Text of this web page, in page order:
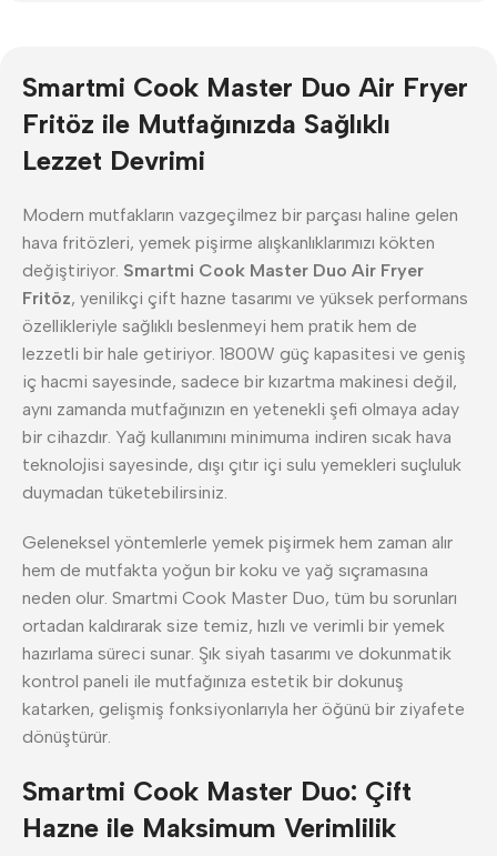
Smartmi Cook Master Duo Air Fryer
Fritöz ile Mutfağınızda Sağlıklı
Lezzet Devrimi
Modern mutfakların vazgeçilmez bir parçası haline gelen
hava fritözleri, yemek pişirme alışkanlıklarımızı kökten
değiştiriyor. Smartmi Cook Master Duo Air Fryer
Fritöz, yenilikçi çift hazne tasarımı ve yüksek performans
özellikleriyle sağlıklı beslenmeyi hem pratik hem de
lezzetli bir hale getiriyor. 1800W güç kapasitesi ve geniş
iç hacmi sayesinde, sadece bir kızartma makinesi değil,
aynı zamanda mutfağınızın en yetenekli şefi olmaya aday
bir cihazdır. Yağ kullanımını minimuma indiren sıcak hava
teknolojisi sayesinde, dışı çıtır içi sulu yemekleri suçluluk
duymadan tüketebilirsiniz.
Geleneksel yöntemlerle yemek pişirmek hem zaman alır
hem de mutfakta yoğun bir koku ve yağ sıçramasına
neden olur. Smartmi Cook Master Duo, tüm bu sorunları
ortadan kaldırarak size temiz, hızlı ve verimli bir yemek
hazırlama süreci sunar. Şık siyah tasarımı ve dokunmatik
kontrol paneli ile mutfağınıza estetik bir dokunuş
katarken, gelişmiş fonksiyonlarıyla her öğünü bir ziyafete
dönüştürür.
Smartmi Cook Master Duo: Çift
Hazne ile Maksimum Verimlilik